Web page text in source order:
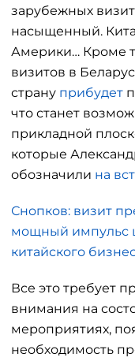
зарубежных
насыщенный.
Америки… Кроме
визитов в
страну прибудет
что станет
прикладной
которые
обозначили на
Снопков: визит
мощный импульс
китайского
Все это требует
внимания на
мероприятиях,
необходимость